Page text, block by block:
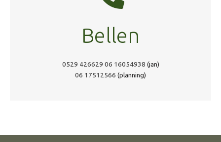
Bellen
0529 426629 06 16054938 (jan)
06 17512566 (planning)